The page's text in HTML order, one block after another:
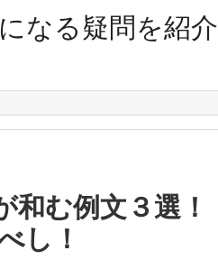
なる疑問を紹介
和む例文３選！
し！